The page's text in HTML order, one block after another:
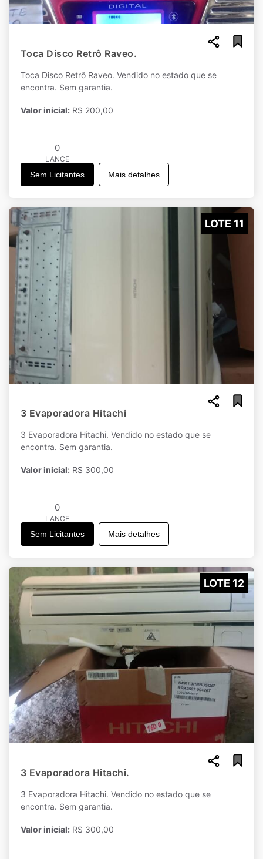
Toca Disco Retrô Raveo.
Toca Disco Retrô Raveo. Vendido no estado que se
encontra. Sem garantia.
Valor inicial: R$ 200,00
0
LANCE
Sem Licitantes Mais detalhes
LOTE 11
3 Evaporadora Hitachi
3 Evaporadora Hitachi. Vendido no estado que se
encontra. Sem garantia.
Valor inicial: R$ 300,00
0
LANCE
Sem Licitantes Mais detalhes
LOTE 12
3 Evaporadora Hitachi.
3 Evaporadora Hitachi. Vendido no estado que se
encontra. Sem garantia.
Valor inicial: R$ 300,00